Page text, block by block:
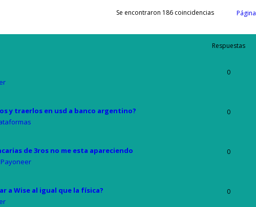
Se encontraron 186 coincidencias Página
Respuestas
0
y traerlos en usd a banco argentino?
0
de 3ros no me esta apareciendo
Payoneer
0
a Wise al igual que la física?
0